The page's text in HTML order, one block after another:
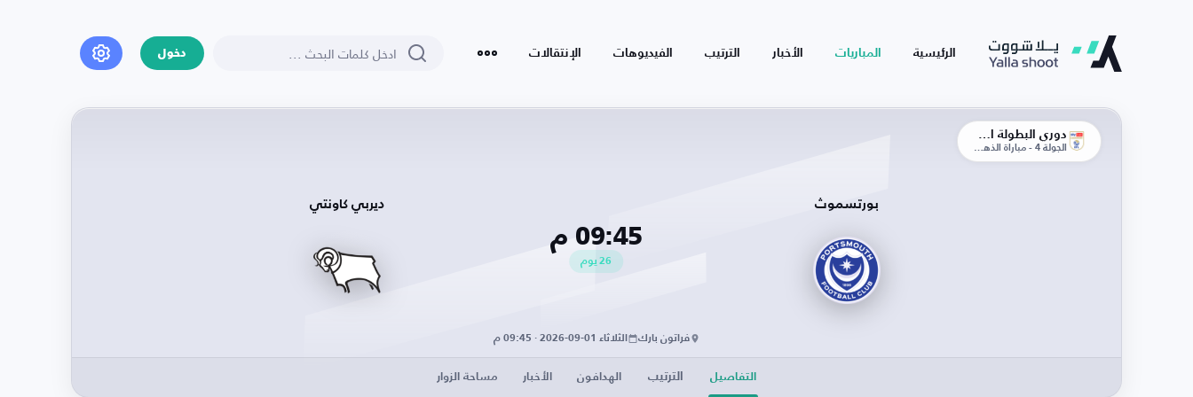
الرئيسية المباريات الأخبار الترتيب الفيديوهات الإنتقالات دخول
الجولة 4 - مباراة الذهاب
بورتسموث
09:45 م
26 يوم
ديربي كاونتي
فراتون بارك الثلاثاء 01-09-2026 · 09:45 م
التفاصيل الترتيب الهدافون الأخبار مساحة الزوار